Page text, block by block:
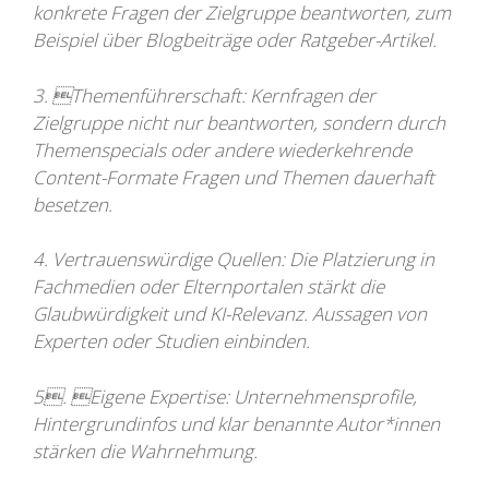
konkrete Fragen der Zielgruppe beantworten, zum
Beispiel über Blogbeiträge oder Ratgeber-Artikel.
3. Themenführerschaft: Kernfragen der
Zielgruppe nicht nur beantworten, sondern durch
Themenspecials oder andere wiederkehrende
Content-Formate Fragen und Themen dauerhaft
besetzen.
4. Vertrauenswürdige Quellen: Die Platzierung in
Fachmedien oder Elternportalen stärkt die
Glaubwürdigkeit und KI-Relevanz. Aussagen von
Experten oder Studien einbinden.
5. Eigene Expertise: Unternehmensprofile,
Hintergrundinfos und klar benannte Autor*innen
stärken die Wahrnehmung.